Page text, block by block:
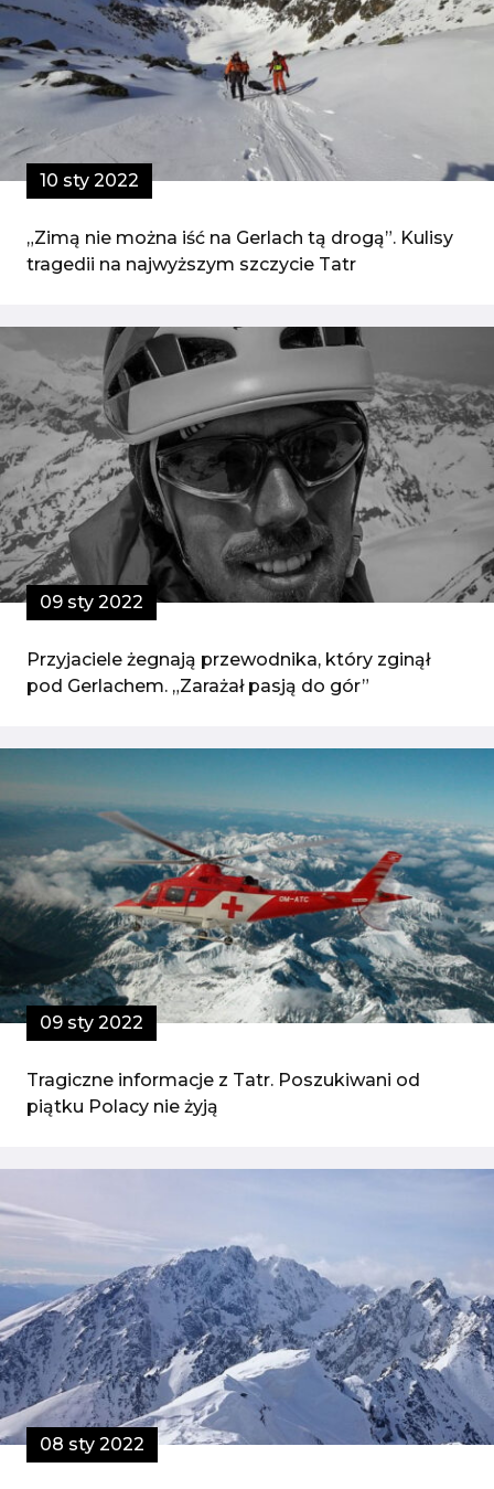
10 sty 2022
„Zimą nie można iść na Gerlach tą drogą”. Kulisy
tragedii na najwyższym szczycie Tatr
09 sty 2022
Przyjaciele żegnają przewodnika, który zginął
pod Gerlachem. „Zarażał pasją do gór”
09 sty 2022
Tragiczne informacje z Tatr. Poszukiwani od
piątku Polacy nie żyją
08 sty 2022